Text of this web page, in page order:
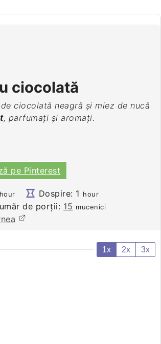
ciocolată
ciocolată neagră și miez de nucă
, parfumați și aromați.
pe Pinterest
hour
hour Dospire: 1 hour
hour
de porții: 15 mucenici
1x 2x 3x